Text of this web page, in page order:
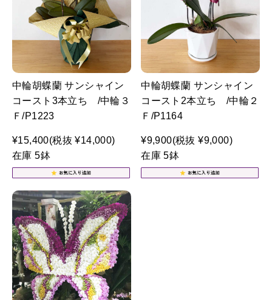
中輪胡蝶蘭 サンシャイン
コースト3本立ち /中輪３
Ｆ/P1223
¥15,400(税抜 ¥14,000)
在庫 5鉢
中輪胡蝶蘭 サンシャイン
コースト2本立ち /中輪２
Ｆ/P1164
¥9,900(税抜 ¥9,000)
在庫 5鉢